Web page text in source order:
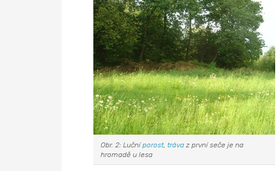
Obr. 2: Lučníporost, trávaz první seče je na
hromadě u lesa